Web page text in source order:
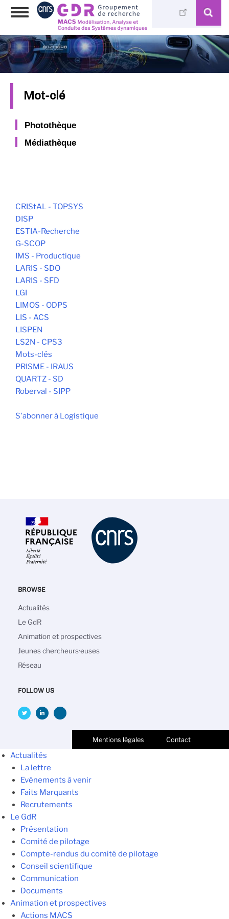
Aller
principal
Toggle
Mot-clé
Photothèque
Médiathèque
CRIStAL - TOPSYS
DISP
ESTIA-Recherche
G-SCOP
IMS - Productique
LARIS - SDO
LARIS - SFD
LGI
LIMOS - ODPS
LIS - ACS
LISPEN
LS2N - CPS3
Mots-clés
PRISME - IRAUS
QUARTZ - SD
Roberval - SIPP
S'abonner à Logistique
BROWSE
Navigation
principale
Actualités
Le GdR
Animation et prospectives
Jeunes chercheurs·euses
Réseau
FOLLOW US
Mentions légales Contact
Actualités
La lettre
Evénements à venir
Faits Marquants
Recrutements
Le GdR
Présentation
Comité de pilotage
Compte-rendus du comité de pilotage
Conseil scientifique
Communication
Documents
Animation et prospectives
Actions MACS